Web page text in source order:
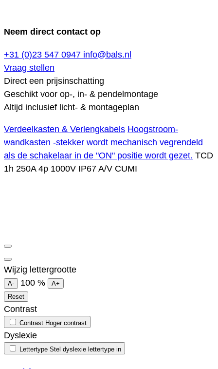
Neem direct contact op
+31 (0)23 547 0947 info@bals.nl
Vraag stellen
Direct een prijsinschatting
Geschikt voor op-, in- & pendelmontage
Altijd inclusief licht- & montageplan
Verdeelkasten & Verlengkabels Hoogstroom-
wandkasten -stekker wordt mechanisch vegrendeld
als de schakelaar in de "ON" positie wordt gezet. TCD
1h 250A 4p 1000V IP67 A/V CUMI
Wijzig lettergrootte
A- 100 %
A+
Reset
Contrast
Contrast Hoger contrast
Dyslexie
Lettertype Stel dyslexie lettertype in